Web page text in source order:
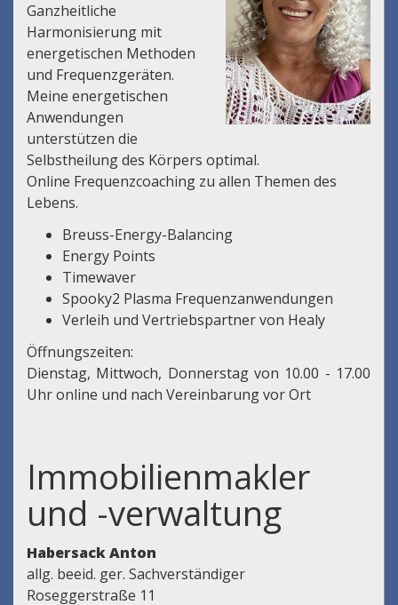
Ganzheitliche
Harmonisierung mit
energetischen Methoden
und Frequenzgeräten.
Meine energetischen
Anwendungen
unterstützen die
Selbstheilung des Körpers optimal.
Online Frequenzcoaching zu allen Themen des
Lebens.
Breuss-Energy-Balancing
Energy Points
Timewaver
Spooky2 Plasma Frequenzanwendungen
Verleih und Vertriebspartner von Healy
Öffnungszeiten:
Dienstag, Mittwoch, Donnerstag von 10.00 - 17.00
Uhr online und nach Vereinbarung vor Ort
Immobilienmakler
und -verwaltung
Habersack Anton
allg. beeid. ger. Sachverständiger
Roseggerstraße 11